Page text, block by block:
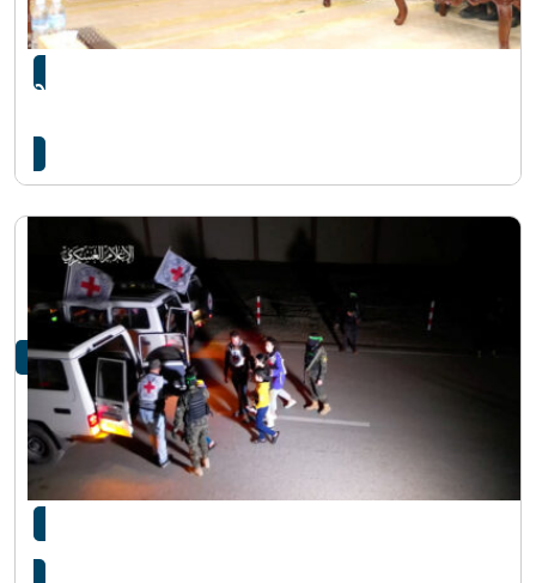
बेपत्ता विपिन जोशीको सकुशल उद्धार गरिदिन
प्रधानमन्त्रीसँग आग्रह
हमासद्वारा ६९ बन्दी मुक्त, विपिनको अवस्था अझै अज्ञात